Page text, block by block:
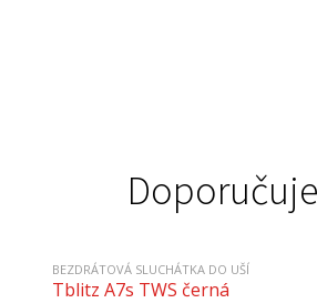
BEZDRÁTOVÁ SLUCHÁTKA DO UŠÍ
Tblitz A7s TWS černá